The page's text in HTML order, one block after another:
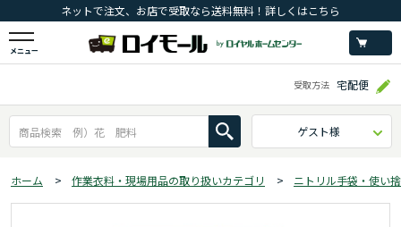
ネットで注文、お店で受取なら送料無料！詳しくはこちら
メニュー
受取方法 宅配便
ゲスト様
ホーム > 作業衣料・現場用品の取り扱いカテゴリ > ニトリル手袋・使い